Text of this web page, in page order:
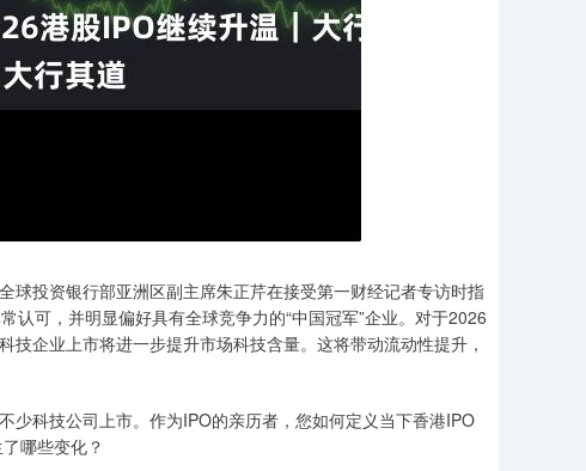
球投资银行部亚洲区副主席朱正芹在接受第一财经记者专访时指
认可，并明显偏好具有全球竞争力的“中国冠军”企业。对于2026
企业上市将进一步提升市场科技含量。这将带动流动性提升，
少科技公司上市。作为IPO的亲历者，您如何定义当下香港IPO
哪些变化？